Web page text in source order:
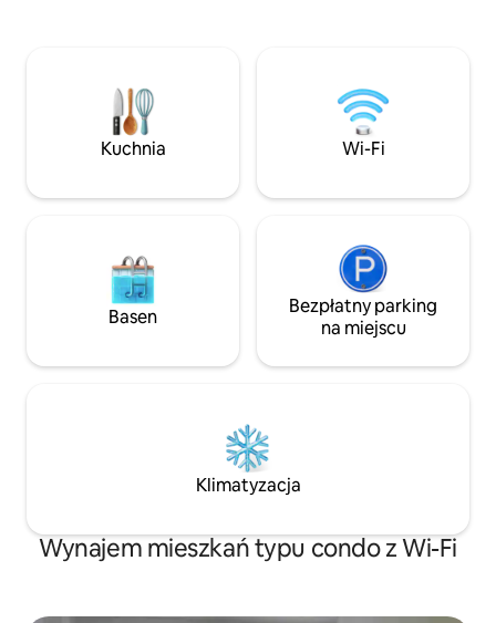
w chłodną wiosnę miejsce to jest
odpowiednie tylko dla gości, którzy nie
są wrażliwi na zimno. Nieodpowiednie
dla osób cierpiących na alergię!
karmienia. Z przyjemnością przywitamy
Cię jako naszego
Kuchnia Wi-Fi
Basen
Bezpłatny parking
na miejscu
Klimatyzacja
Wynajem mieszkań typu condo z Wi-Fi